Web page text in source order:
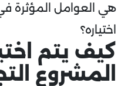
هي العوامل المؤثرة
اختياره؟
كيف يتم
المشروع